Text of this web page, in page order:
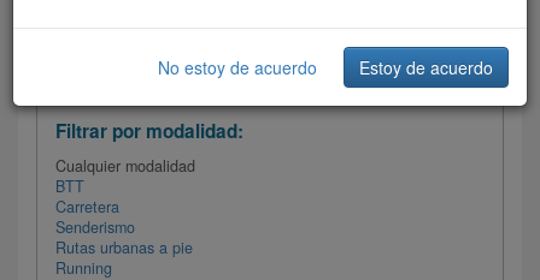
Filtrar las rutas
Filtrar por modalidad:
Cualquier modalidad
BTT
Carretera
Senderismo
Rutas urbanas a pie
Running
No estoy de acuerdo Estoy de acuerdo